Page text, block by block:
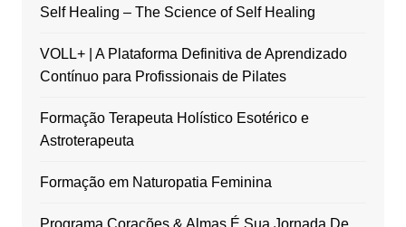
Self Healing – The Science of Self Healing
VOLL+ | A Plataforma Definitiva de Aprendizado
Contínuo para Profissionais de Pilates
Formação Terapeuta Holístico Esotérico e
Astroterapeuta
Formação em Naturopatia Feminina